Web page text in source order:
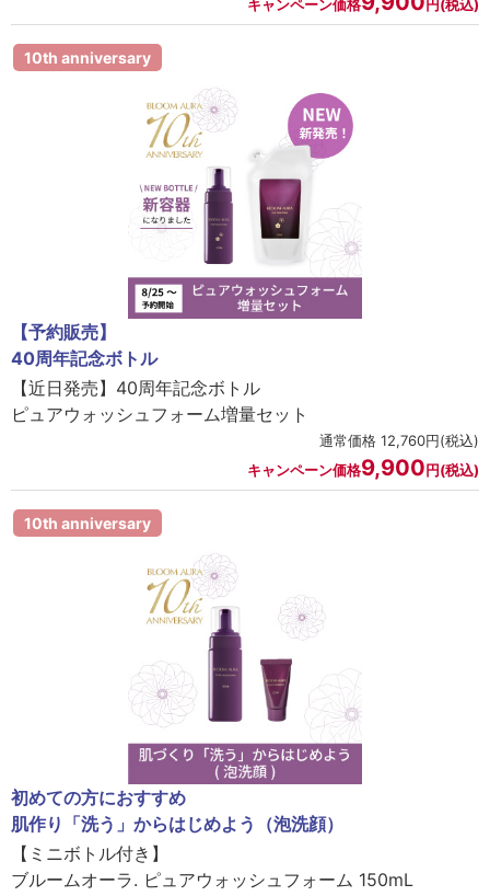
キャンペーン価格 円(税込)
10th anniversary
【予約販売】
40周年記念ボトル
【近日発売】40周年記念ボトル
ピュアウォッシュフォーム増量セット
通常価格 12,760円(税込)
キャンペーン価格9,900円(税込)
10th anniversary
初めての方におすすめ
肌作り「洗う」からはじめよう（泡洗顔）
【ミニボトル付き】
ブルームオーラ. ピュアウォッシュフォーム 150mL